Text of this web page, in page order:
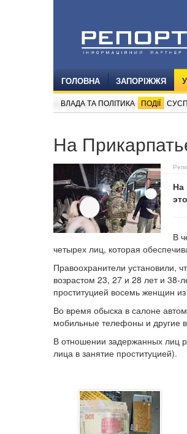
ГОЛОВНА ЗАПОРІЖЖЯ
ВЛАДА ТА ПОЛІТИКА ПОДІЇ
На
На
В
четырех лиц, которая
Правоохранители установили,
возрастом 23, 27 и 28 лет и 38-
проституцией восемь женщин
Во время обыска в салоне
мобильные телефоны и другие
В отношении задержанных лиц
лица в занятие проституцией).